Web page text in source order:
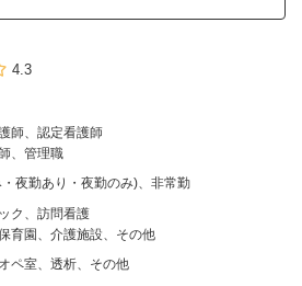
4.3
師、認定看護師
、管理職
夜勤あり・夜勤のみ)、非常勤
ク、訪問看護
育園、介護施設、その他
ペ室、透析、その他